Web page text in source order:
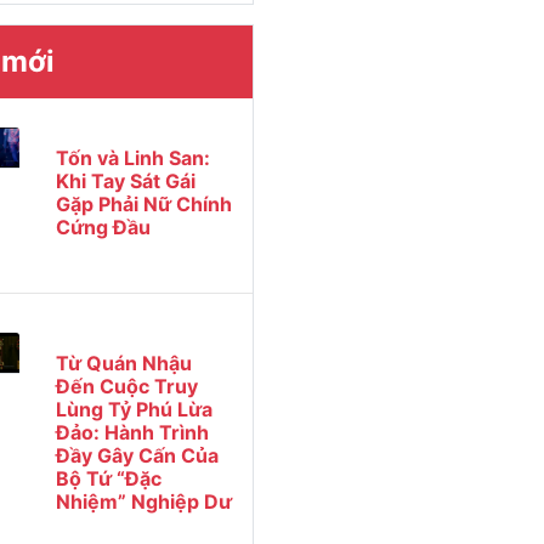
Tốn và Linh San:
Khi Tay Sát Gái
Gặp Phải Nữ Chính
Cứng Đầu
Từ Quán Nhậu
Đến Cuộc Truy
Lùng Tỷ Phú Lừa
Đảo: Hành Trình
Đầy Gây Cấn Của
Bộ Tứ “Đặc
Nhiệm” Nghiệp Dư